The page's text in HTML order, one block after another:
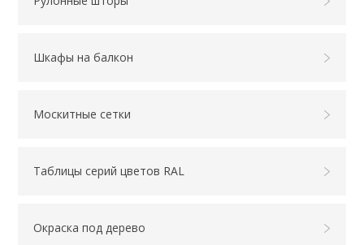
Шкафы на балкон
Москитные сетки
Таблицы серий цветов RAL
Окраска под дерево